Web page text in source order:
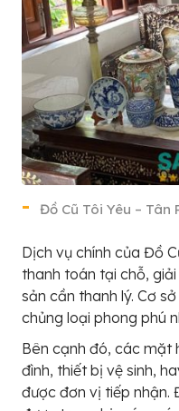
Đồ Cũ Tôi Yêu – Tân
Dịch vụ chính của Đồ
thanh toán tại chỗ,
sản cần thanh lý. Cơ
chủng loại phong phú
Bên cạnh đó, các mặt
đình, thiết bị vệ sinh,
được đơn vị tiếp nhận.